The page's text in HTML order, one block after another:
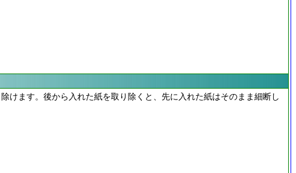
けます。後から入れた紙を取り除くと、先に入れた紙はそのまま細断し